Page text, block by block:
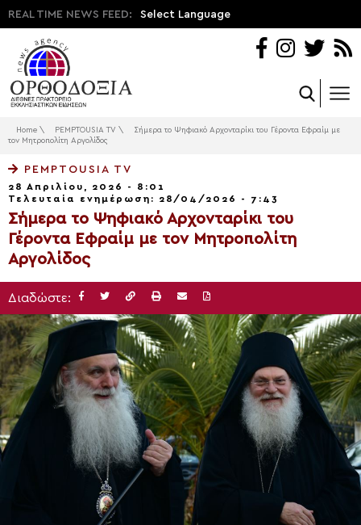
REAL TIME NEWS FEED: Select Language
Home \ PEMPTOUSIA TV \
Σήμερα το Ψηφιακό Αρχονταρίκι του Γέροντα Εφραίμ με
τον Μητροπολίτη Αργολίδος
PEMPTOUSIA TV
28 Απριλίου, 2026 - 8:01
Τελευταία ενημέρωση: 28/04/2026 - 7:43
Σήμερα το Ψηφιακό Αρχονταρίκι του
Γέροντα Εφραίμ με τον Μητροπολίτη
Αργολίδος
Διαδώστε: